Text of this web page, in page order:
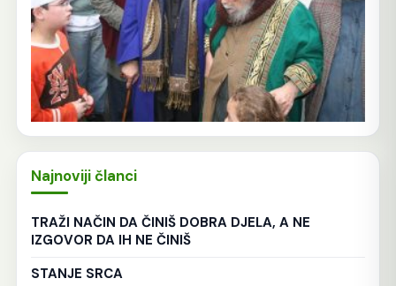
Najnoviji članci
TRAŽI NAČIN DA ČINIŠ DOBRA DJELA, A NE
IZGOVOR DA IH NE ČINIŠ
STANJE SRCA